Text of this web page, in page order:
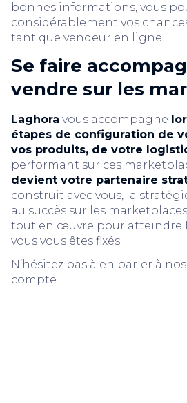
bonnes informations, vous
considérablement vos
tant que vendeur en ligne.
Se faire
vendre sur les
Laghora vous accompagne
étapes de configuration de
vos produits, de votre
performant sur ces
devient votre partenaire
construit avec vous, la
au succès sur les
tout en œuvre pour atteindre
vous vous êtes fixés
N’hésitez pas à en parler à
compte !